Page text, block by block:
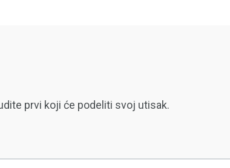
prvi koji će podeliti svoj utisak.